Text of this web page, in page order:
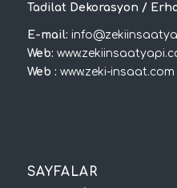
Tadilat Dekorasyon /
E-mail:
Web:
Web : www.zeki-insaat.com
SAYFALAR